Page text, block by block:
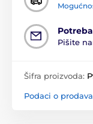
Pišite
Šifra proizvoda:
Podaci o